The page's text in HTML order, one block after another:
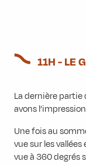
11H - LE
La dernière partie
avons
Une fois au
vue sur les
vue à 360 degrés